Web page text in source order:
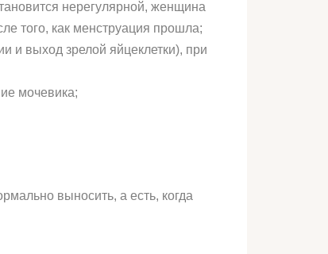
нерегулярной, женщина
того, как менструация прошла;
и выход зрелой яйцеклетки), при
мочевика;
выносить, а есть, когда